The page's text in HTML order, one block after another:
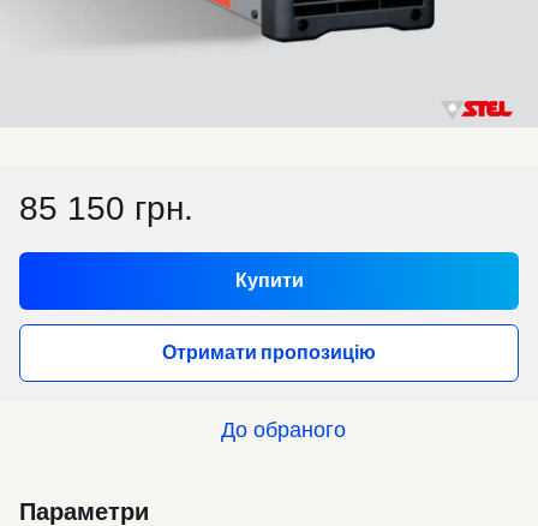
85 150 грн.
Купити
Отримати пропозицію
До обраного
Параметри